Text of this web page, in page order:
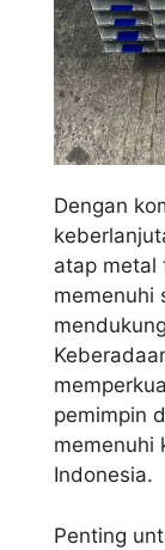
Dengan
atap metal
memenuhi
pemimpin
memenuhi
Indonesia.
Penting